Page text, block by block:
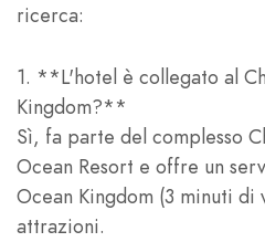
ricerca:
1. **L'hotel è collegato al
Kingdom?**
Sì, fa parte del complesso
Ocean Resort e offre un
Ocean Kingdom (3 minuti
attrazioni.